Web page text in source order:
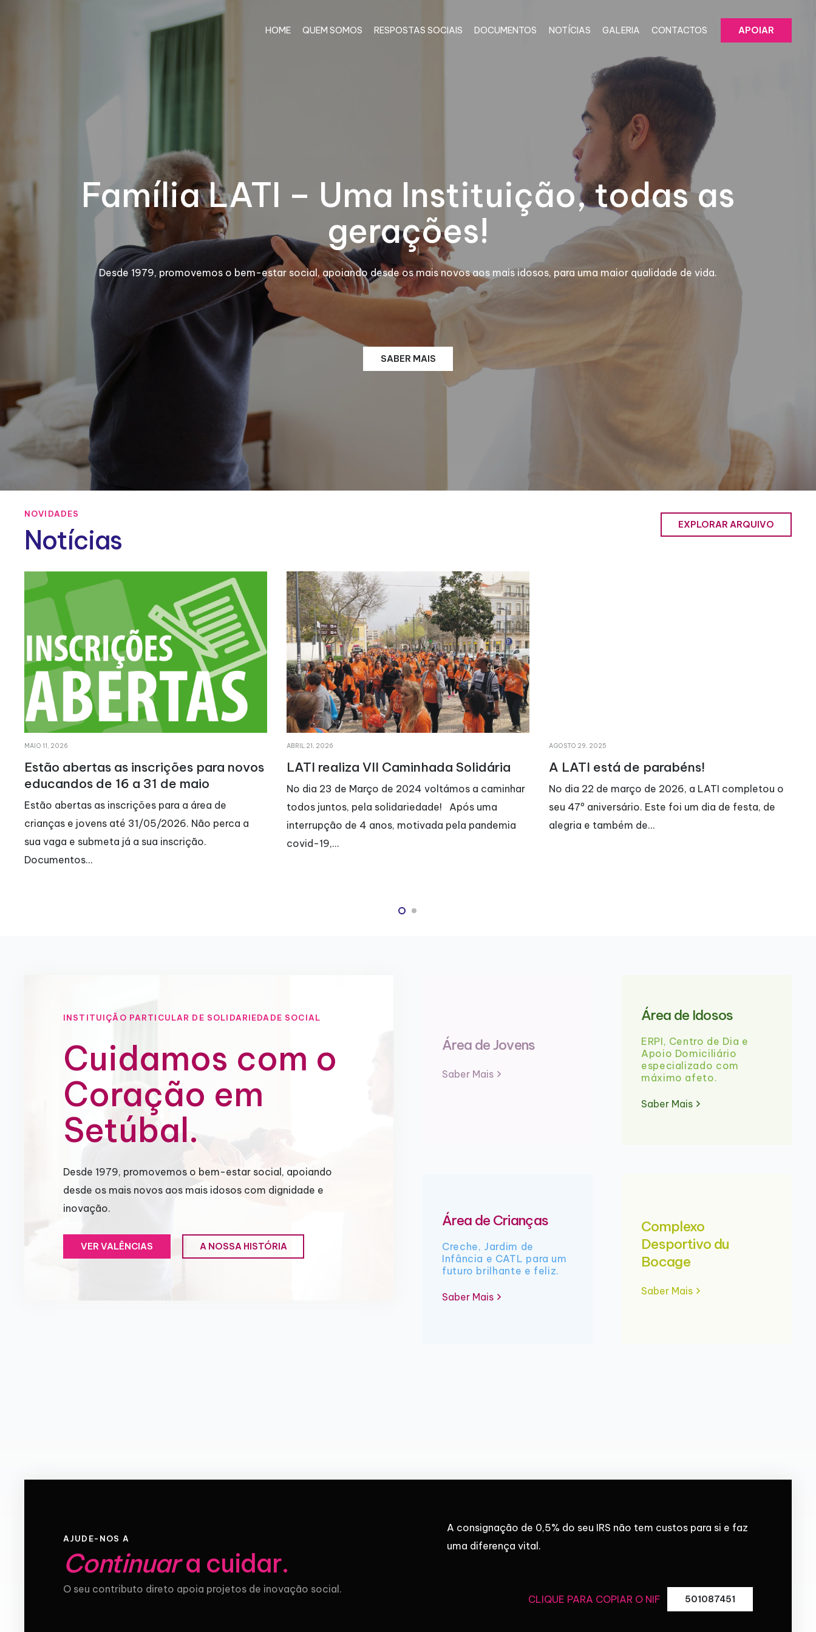
HOME QUEM SOMOS RESPOSTAS SOCIAIS DOCUMENTOS NOTÍCIAS GALERIA CONTACTOS APOIAR
Família LATI – Uma Instituição, todas as
gerações!
Desde 1979, promovemos o bem-estar social, apoiando desde os mais novos aos mais idosos, para uma maior qualidade de vida.
SABER MAIS
NOVIDADES
Notícias EXPLORAR ARQUIVO
MAIO 11, 2026
Estão abertas as inscrições para novos
educandos de 16 a 31 de maio
Estão abertas as inscrições para a área de
crianças e jovens até 31/05/2026. Não perca a
sua vaga e submeta já a sua inscrição.
Documentos…
ABRIL 21, 2026
LATI realiza VII Caminhada Solidária
No dia 23 de Março de 2024 voltámos a caminhar
todos juntos, pela solidariedade! Após uma
interrupção de 4 anos, motivada pela pandemia
covid-19,…
AGOSTO 29, 2025
A LATI está de parabéns!
No dia 22 de março de 2026, a LATI completou o
seu 47º aniversário. Este foi um dia de festa, de
alegria e também de…
INSTITUIÇÃO PARTICULAR DE SOLIDARIEDADE SOCIAL
Cuidamos com o
Coração em
Setúbal.
Desde 1979, promovemos o bem-estar social, apoiando
desde os mais novos aos mais idosos com dignidade e
inovação.
VER VALÊNCIAS A NOSSA HISTÓRIA
Área de Jovens
Saber Mais
Área de Idosos
ERPI, Centro de Dia e
Apoio Domiciliário
especializado com
máximo afeto.
Saber Mais
Área de Crianças
Creche, Jardim de
Infância e CATL para um
futuro brilhante e feliz.
Saber Mais
Complexo
Desportivo du
Bocage
Saber Mais
AJUDE-NOS A
Continuara cuidar.
O seu contributo direto apoia projetos de inovação social.
A consignação de 0,5% do seu IRS não tem custos para si e faz
uma diferença vital.
CLIQUE PARA COPIAR O NIF 501087451